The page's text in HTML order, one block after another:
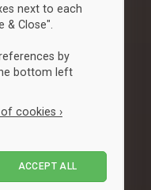
next to each
& Close".
by
bottom left
cookies ›
ACCEPT ALL